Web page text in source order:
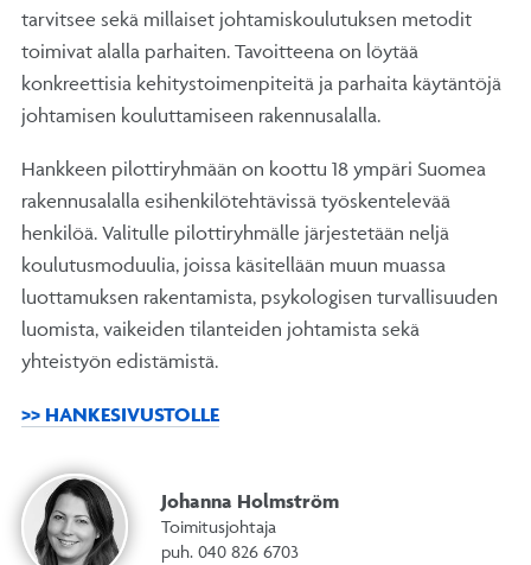
tarvitsee sekä millaiset johtamiskoulutuksen metodit
toimivat alalla parhaiten. Tavoitteena on löytää
konkreettisia kehitystoimenpiteitä ja parhaita käytäntöjä
johtamisen kouluttamiseen rakennusalalla.
Hankkeen pilottiryhmään on koottu 18 ympäri Suomea
rakennusalalla esihenkilötehtävissä työskentelevää
henkilöä. Valitulle pilottiryhmälle järjestetään neljä
koulutusmoduulia, joissa käsitellään muun muassa
luottamuksen rakentamista, psykologisen turvallisuuden
luomista, vaikeiden tilanteiden johtamista sekä
yhteistyön edistämistä.
>> HANKESIVUSTOLLE
Johanna Holmström
Toimitusjohtaja
puh. 040 826 6703